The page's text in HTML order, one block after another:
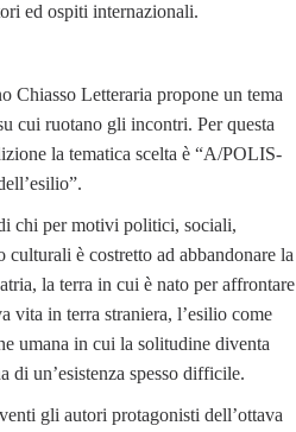
ed ospiti internazionali.
Chiasso Letteraria propone un tema
cui ruotano gli incontri. Per questa
la tematica scelta è “A/POLIS-
chi per motivi politici, sociali,
culturali è costretto ad abbandonare la
la terra in cui è nato per affrontare
vita in terra straniera, l’esilio come
umana in cui la solitudine diventa
di un’esistenza spesso difficile.
gli autori protagonisti dell’ottava